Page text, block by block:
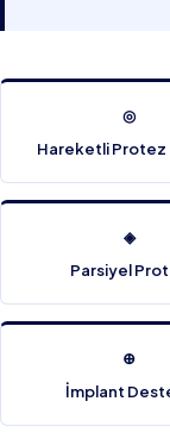
◎
Hareketli Protez
◈
Parsiyel
⊕
İmplant